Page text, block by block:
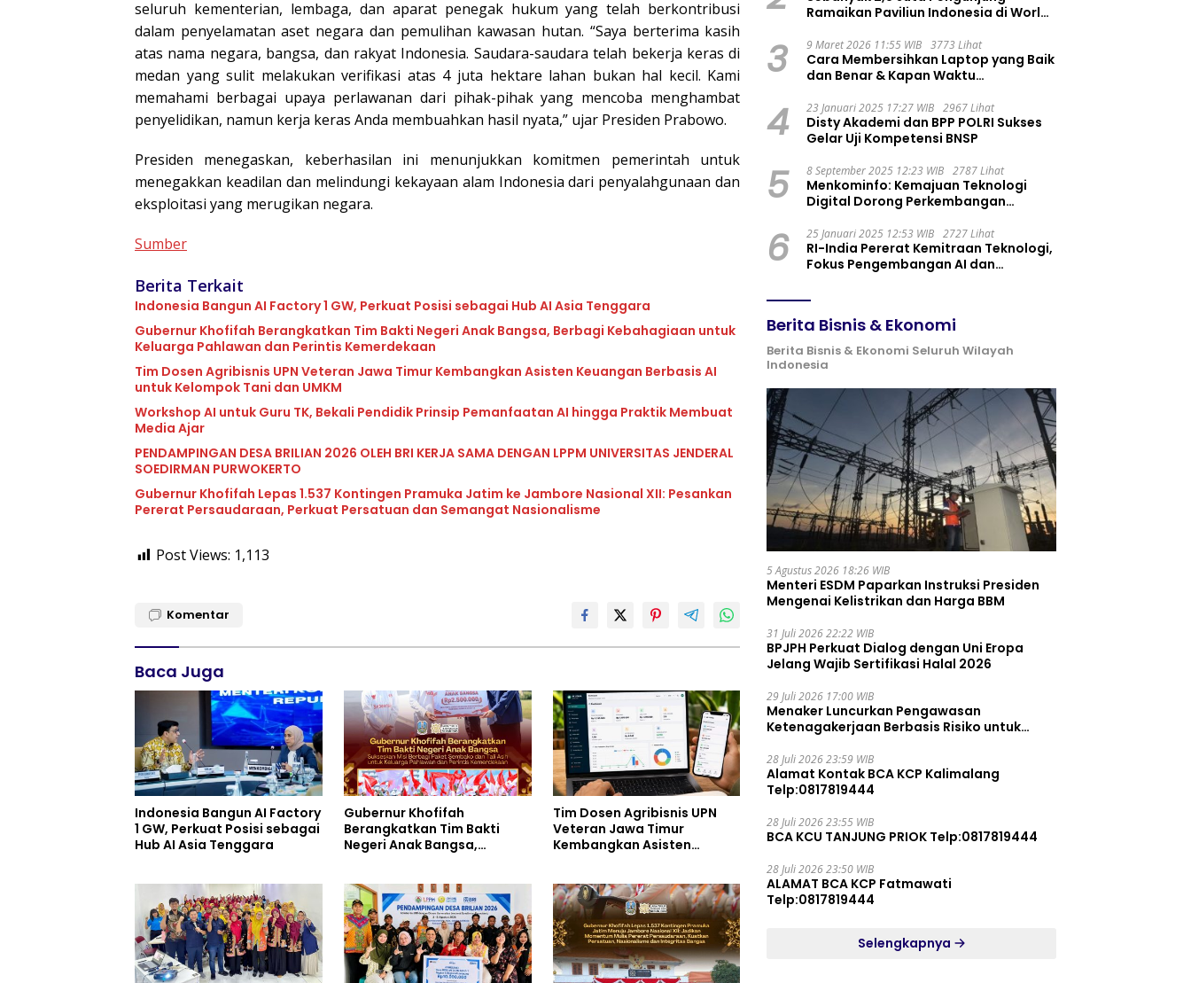
seluruh kementerian, lembaga, dan aparat penegak hukum yang telah berkontribusi
dalam penyelamatan aset negara dan pemulihan kawasan hutan. “Saya berterima kasih
atas nama negara, bangsa, dan rakyat Indonesia. Saudara-saudara telah bekerja keras di
medan yang sulit melakukan verifikasi atas 4 juta hektare lahan bukan hal kecil. Kami
memahami berbagai upaya perlawanan dari pihak-pihak yang mencoba menghambat
penyelidikan, namun kerja keras Anda membuahkan hasil nyata,” ujar Presiden Prabowo.
Presiden menegaskan, keberhasilan ini menunjukkan komitmen pemerintah untuk
menegakkan keadilan dan melindungi kekayaan alam Indonesia dari penyalahgunaan dan
eksploitasi yang merugikan negara.
Sumber
Berita Terkait
Indonesia Bangun AI Factory 1 GW, Perkuat Posisi sebagai Hub AI Asia Tenggara
Gubernur Khofifah Berangkatkan Tim Bakti Negeri Anak Bangsa, Berbagi Kebahagiaan untuk
Keluarga Pahlawan dan Perintis Kemerdekaan
Tim Dosen Agribisnis UPN Veteran Jawa Timur Kembangkan Asisten Keuangan Berbasis AI
untuk Kelompok Tani dan UMKM
Workshop AI untuk Guru TK, Bekali Pendidik Prinsip Pemanfaatan AI hingga Praktik Membuat
Media Ajar
PENDAMPINGAN DESA BRILIAN 2026 OLEH BRI KERJA SAMA DENGAN LPPM UNIVERSITAS JENDERAL
SOEDIRMAN PURWOKERTO
Gubernur Khofifah Lepas 1.537 Kontingen Pramuka Jatim ke Jambore Nasional XII: Pesankan
Pererat Persaudaraan, Perkuat Persatuan dan Semangat Nasionalisme
Post Views: 1,113
Komentar
Baca Juga
Indonesia Bangun AI Factory
1 GW, Perkuat Posisi sebagai
Hub AI Asia Tenggara
Gubernur Khofifah
Berangkatkan Tim Bakti
Negeri Anak Bangsa,
Perintis Kemerdekaan
Tim Dosen Agribisnis UPN
Veteran Jawa Timur
Kembangkan Asisten
Ramaikan Paviliun Indonesia di World
3 9 Maret 2026 11:55 WIB 3773 Lihat
Cara Membersihkan Laptop yang Baik
dan Benar & Kapan Waktu
4 23 Januari 2025 17:27 WIB 2967 Lihat
Disty Akademi dan BPP POLRI Sukses
Gelar Uji Kompetensi BNSP
5 8 September 2025 12:23 WIB 2787 Lihat
Menkominfo: Kemajuan Teknologi
Digital Dorong Perkembangan
6 25 Januari 2025 12:53 WIB 2727 Lihat
RI-India Pererat Kemitraan Teknologi,
Fokus Pengembangan AI dan
Berita Bisnis & Ekonomi
Berita Bisnis & Ekonomi Seluruh Wilayah
Indonesia
5 Agustus 2026 18:26 WIB
Menteri ESDM Paparkan Instruksi Presiden
Mengenai Kelistrikan dan Harga BBM
31 Juli 2026 22:22 WIB
BPJPH Perkuat Dialog dengan Uni Eropa
Jelang Wajib Sertifikasi Halal 2026
29 Juli 2026 17:00 WIB
Menaker Luncurkan Pengawasan
Ketenagakerjaan Berbasis Risiko untuk
28 Juli 2026 23:59 WIB
Alamat Kontak BCA KCP Kalimalang
Telp:0817819444
28 Juli 2026 23:55 WIB
BCA KCU TANJUNG PRIOK Telp:0817819444
28 Juli 2026 23:50 WIB
ALAMAT BCA KCP Fatmawati
Telp:0817819444
Selengkapnya